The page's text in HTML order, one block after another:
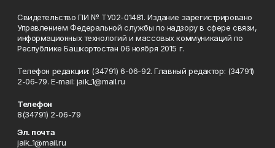
Свидетельство ПИ № ТУ02-01481. Издание зарегистрировано
Управлением Федеральной службы по надзору в сфере связи,
информационных технологий и массовых коммуникаций по
Республике Башкортостан 06 ноября 2015 г.
Телефон редакции: (34791) 6-06-92. Главный редактор: (34791)
2-06-79. Е-mаil: jaik_1@mail.ru
Телефон
8(34791) 2-06-79
Эл. почта
jaik_1@mail.ru